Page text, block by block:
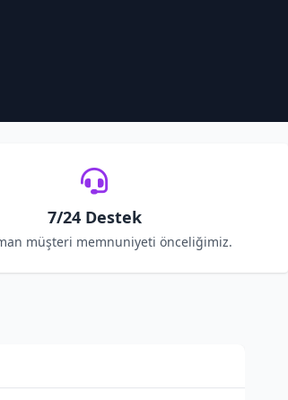
7/24 Destek
müşteri memnuniyeti önceliğimiz.